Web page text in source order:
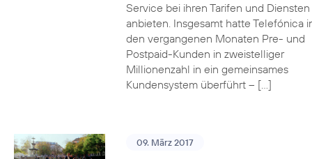
Service bei ihren Tarifen und Diensten
anbieten. Insgesamt hatte Telefónica
den vergangenen Monaten Pre- und
Postpaid-Kunden in zweistelliger
Millionenzahl in ein gemeinsames
Kundensystem überführt – […]
09. März 2017